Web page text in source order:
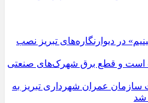
در دیوارنگاره‌های تبریز نصب
است و قطع برق شهرک‌های صنعتی
سازمان عمران شهرداری تبریز به